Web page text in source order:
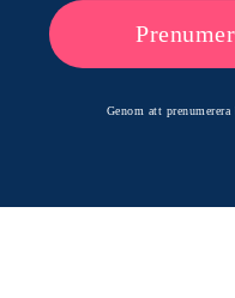
Genom att